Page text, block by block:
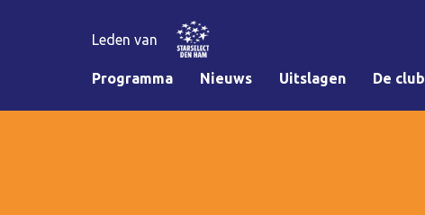
Leden van
Programma Nieuws Uitslagen De club